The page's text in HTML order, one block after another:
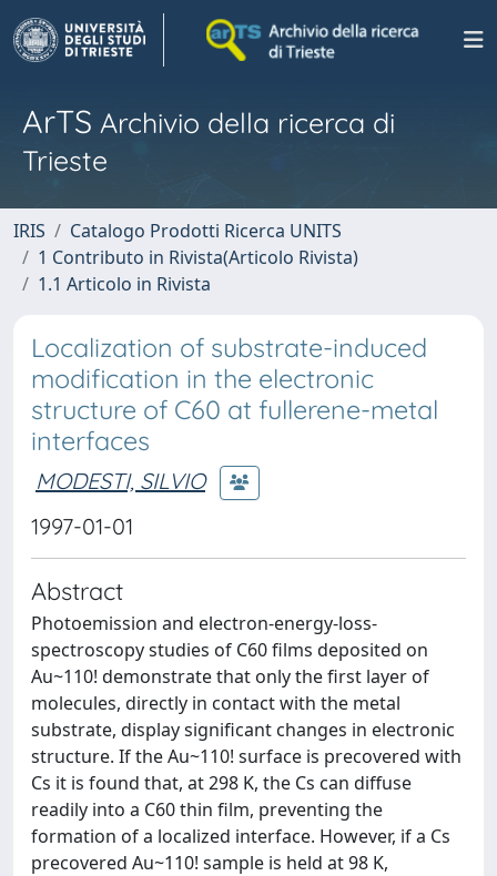
ArTS Archivio della ricerca di
Trieste
IRIS
Catalogo Prodotti Ricerca UNITS
1 Contributo in Rivista(Articolo Rivista)
1.1 Articolo in Rivista
Localization of substrate-induced
modification in the electronic
structure of C60 at fullerene-metal
interfaces
MODESTI, SILVIO
1997-01-01
Abstract
Photoemission and electron-energy-loss-
spectroscopy studies of C60 films deposited on
Au~110! demonstrate that only the first layer of
molecules, directly in contact with the metal
substrate, display significant changes in electronic
structure. If the Au~110! surface is precovered with
Cs it is found that, at 298 K, the Cs can diffuse
readily into a C60 thin film, preventing the
formation of a localized interface. However, if a Cs
precovered Au~110! sample is held at 98 K,